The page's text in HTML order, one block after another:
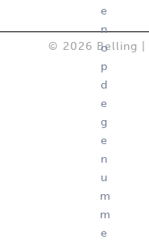
e
n
o
p
d
e
g
e
n
u
m
m
e
© 2026 Belling |